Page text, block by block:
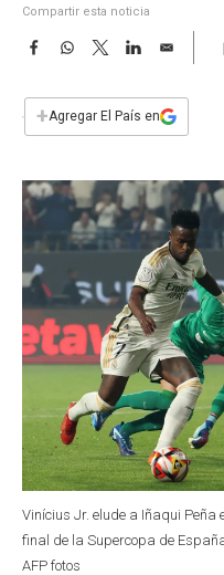
Compartir esta noticia
F
e
b
k
W
s
p
T
w
t
L
n
E
i
l
+Agregar El País en
Vinícius Jr. elude a Iñaqui Peña
final de la Supercopa de
AFP fotos